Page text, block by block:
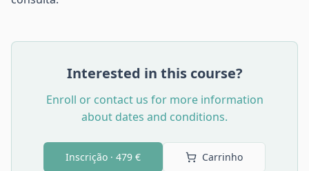
Interested in this course?
Enroll or contact us for more information
about dates and conditions.
Inscrição · 479 € Carrinho